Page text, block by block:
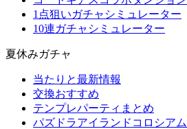
1点狙いガチャシミュレーター
10連ガチャシミュレーター
夏休みガチャ
当たりと最新情報
交換おすすめ
テンプレパーティまとめ
パズドラアイランドコロシアム